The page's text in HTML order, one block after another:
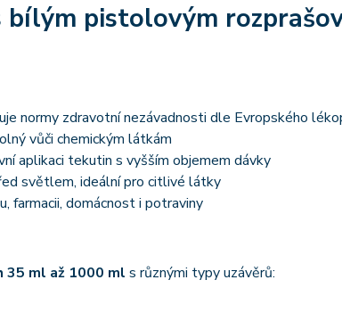
pistolovým
normy zdravotní nezávadnosti dle Evropského
vůči chemickým látkám
aplikaci tekutin s vyšším objemem dávky
světlem, ideální pro citlivé látky
farmacii, domácnost i potraviny
35 ml až 1000 ml s různými typy uzávěrů: